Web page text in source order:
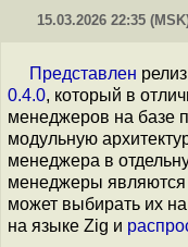
15.03.2026 22:35
Представлен
0.4.0, который в
менеджеров на базе
модульную
менеджера в
менеджеры
может выбирать их
на языке Zig и